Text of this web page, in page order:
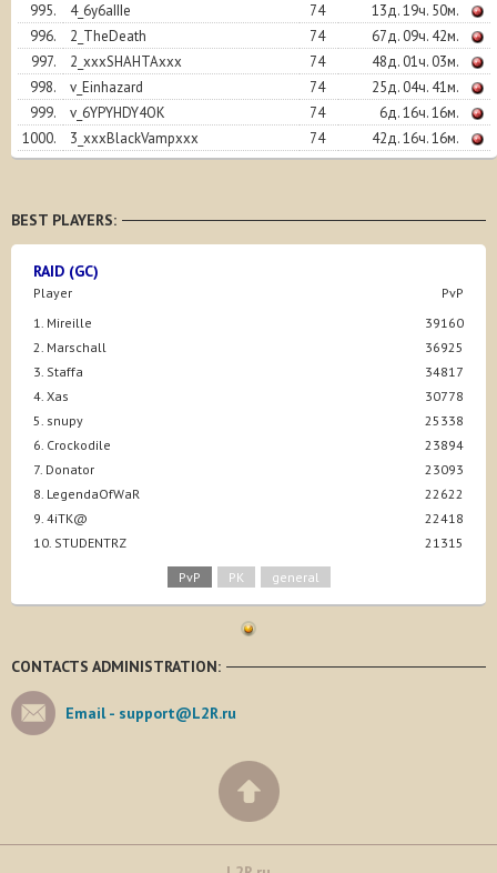
995.
4_6y6aIIIe 74
13д. 19ч. 50м.
996.
2_TheDeath 74
67д. 09ч. 42м.
997.
2_xxxSHAHTAxxx 74
48д. 01ч. 03м.
998.
v_Einhazard 74
25д. 04ч. 41м.
999.
v_6YPYHDY4OK 74
6д. 16ч. 16м.
1000.
3_xxxBlackVampxxx 74 42д. 16ч. 16м.
BEST PLAYERS:
RAID (GC)
Player
PvP
1. Mireille
39160
2. Marschall
36925
3. Staffa
34817
4. Xas
30778
5. snupy
25338
6. Crockodile
23894
7. Donator
23093
8. LegendaOfWaR
22622
9. 4iTK@
22418
10. STUDENTRZ
21315
PvP PK general
CONTACTS ADMINISTRATION:
Email - support@L2R.ru